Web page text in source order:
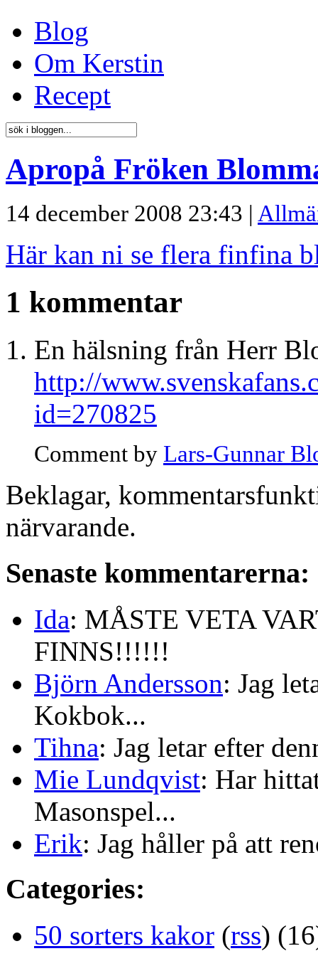
Blog
Om Kerstin
Recept
Apropå Fröken
14 december 2008 23:43 |
Här kan ni se flera finfina
1 kommentar
En hälsning från Herr
http://
id=270825
Comment by Lars-Gunnar
Beklagar,
närvarande.
Senaste kommentarerna:
Ida: MÅSTE VETA
FINNS!!!!!!
Björn Andersson: Jag
Kokbok...
Tihna: Jag letar efter
Mie Lundqvist: Har
Masonspel...
Erik: Jag håller på att
Categories:
50 sorters kakor (rss)